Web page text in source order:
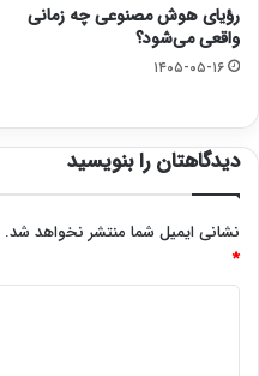
رؤیای هوش مصنوعی چه زمانی
واقعی می‌شود؟
۱۴۰۵-۰۵-۱۶
دیدگاهتان را بنویسید
نشانی ایمیل شما منتشر نخواهد شد.
*